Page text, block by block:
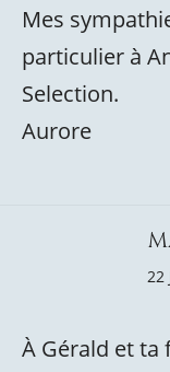
Mes
particulier à
Selection.
Aurore
22
À Gérald et ta